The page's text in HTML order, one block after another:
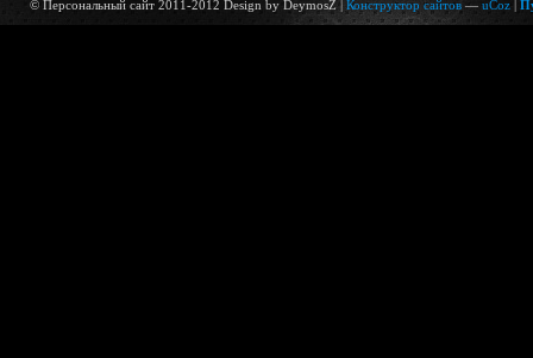
© Персональный сайт 2011-2012 Design by DeymosZ | Конструктор сайтов — uCoz